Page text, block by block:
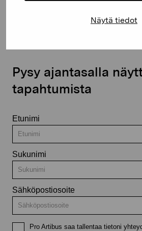
Näytä tiedot
Pysy ajantasalla
tapahtumista
Etunimi
Sukunimi
Sähköpostiosoite
Pro Artibus saa tallentaa tietoni